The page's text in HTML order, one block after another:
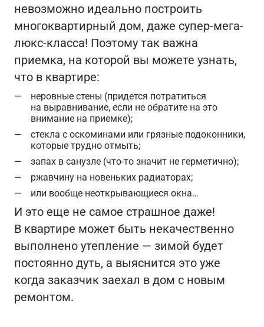
невозможно идеально построить
многоквартирный дом, даже супер-мега-
люкс-класса! Поэтому так важна
приемка, на которой вы можете узнать,
что в квартире:
неровные стены (придется потратиться
на выравнивание, если не обратите на это
внимание на приемке);
стекла с оскоминами или грязные подоконники,
которые трудно отмыть;
запах в санузле (что-то значит не герметично);
ржавчину на новеньких радиаторах;
или вообще неоткрывающиеся окна…
И это еще не самое страшное даже!
В квартире может быть некачественно
выполнено утепление — зимой будет
постоянно дуть, а выяснится это уже
когда заказчик заехал в дом с новым
ремонтом.